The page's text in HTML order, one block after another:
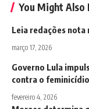
You Might Also
Leia redações nota
março 17, 2026
Governo Lula
contra o feminicídio
fevereiro 4, 2026